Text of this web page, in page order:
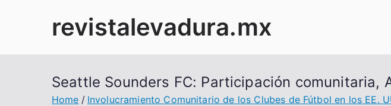
revistalevadura.mx
Seattle Sounders FC: Participación
Home
Involucramiento Comunitario de los Clubes de Fútbol en los EE.